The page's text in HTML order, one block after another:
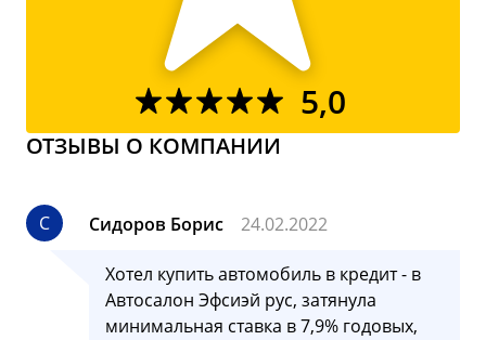
5,0
ОТЗЫВЫ О КОМПАНИИ
С Сидоров Борис 24.02.2022
Хотел купить автомобиль в кредит - в
Автосалон Эфсиэй рус, затянула
минимальная ставка в 7,9% годовых,